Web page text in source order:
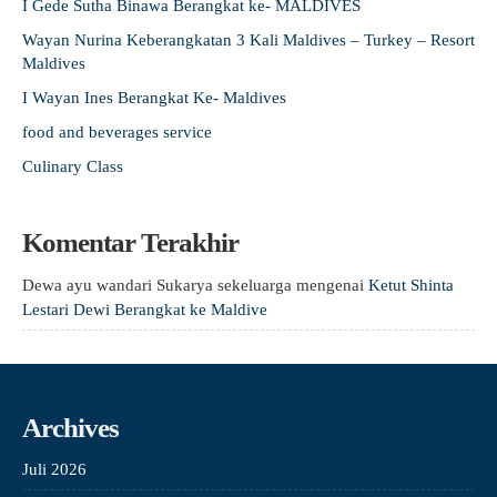
I Gede Sutha Binawa Berangkat ke- MALDIVES
Wayan Nurina Keberangkatan 3 Kali Maldives – Turkey – Resort
Maldives
I Wayan Ines Berangkat Ke- Maldives
food and beverages service
Culinary Class
Komentar Terakhir
Dewa ayu wandari Sukarya sekeluarga mengenai Ketut Shinta
Lestari Dewi Berangkat ke Maldive
Archives
Juli 2026